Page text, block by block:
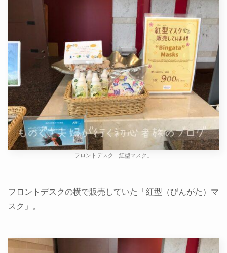
フロントデスク「紅型マスク」
フロントデスクの横で販売していた「紅型（びんがた）マ
スク」。